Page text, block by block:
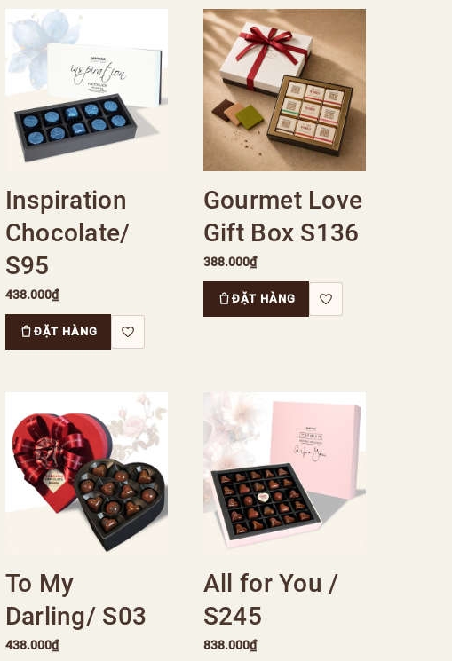
Inspiration
Chocolate/
S95
438.000₫
ĐẶT HÀNG
Gourmet Love
Gift Box S136
388.000₫
ĐẶT HÀNG
To My
Darling/ S03
438.000₫
All for You /
S245
838.000₫